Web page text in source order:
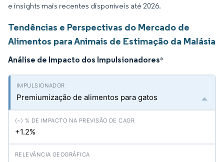
e insights mais recentes disponíveis até 2026.
Tendências e Perspectivas do Mercado de
Alimentos para Animais de Estimação da Malásia
Análise de Impacto dos Impulsionadores*
Premiumização de alimentos para gatos
+1.2%